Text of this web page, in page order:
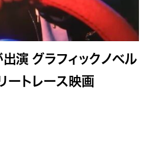
演 グラフィックノベル
ートレース映画